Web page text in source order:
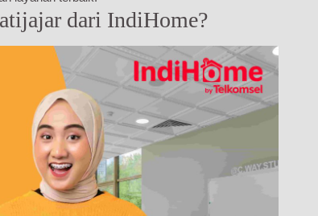
dari IndiHome?